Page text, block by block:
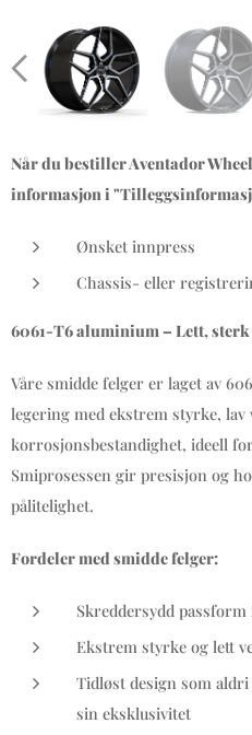
Når du bestiller Aventador
informasjon i
Ønsket innpress
Chassis- eller
6061-T6 aluminium – Lett,
Våre smidde felger er laget av
legering med ekstrem styrke, lav
korrosjonsbestandighet, ideell
Smiprosessen gir presisjon og
pålitelighet.
Fordeler med smidde felger:
Skreddersydd
Ekstrem styrke og lett
Tidløst design som
sin eksklusivitet